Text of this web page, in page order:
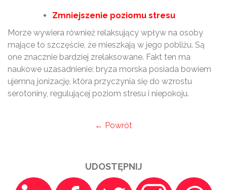
Zmniejszenie poziomu stresu
Morze wywiera również relaksujący wpływ na osoby
mające to szczęście, że mieszkają w jego pobliżu. Są
one znacznie bardziej zrelaksowane. Fakt ten ma
naukowe uzasadnienie: bryza morska posiada bowiem
ujemną jonizację, która przyczynia się do wzrostu
serotoniny, regulującej poziom stresu i niepokoju.
← Powrót
UDOSTĘPNIJ